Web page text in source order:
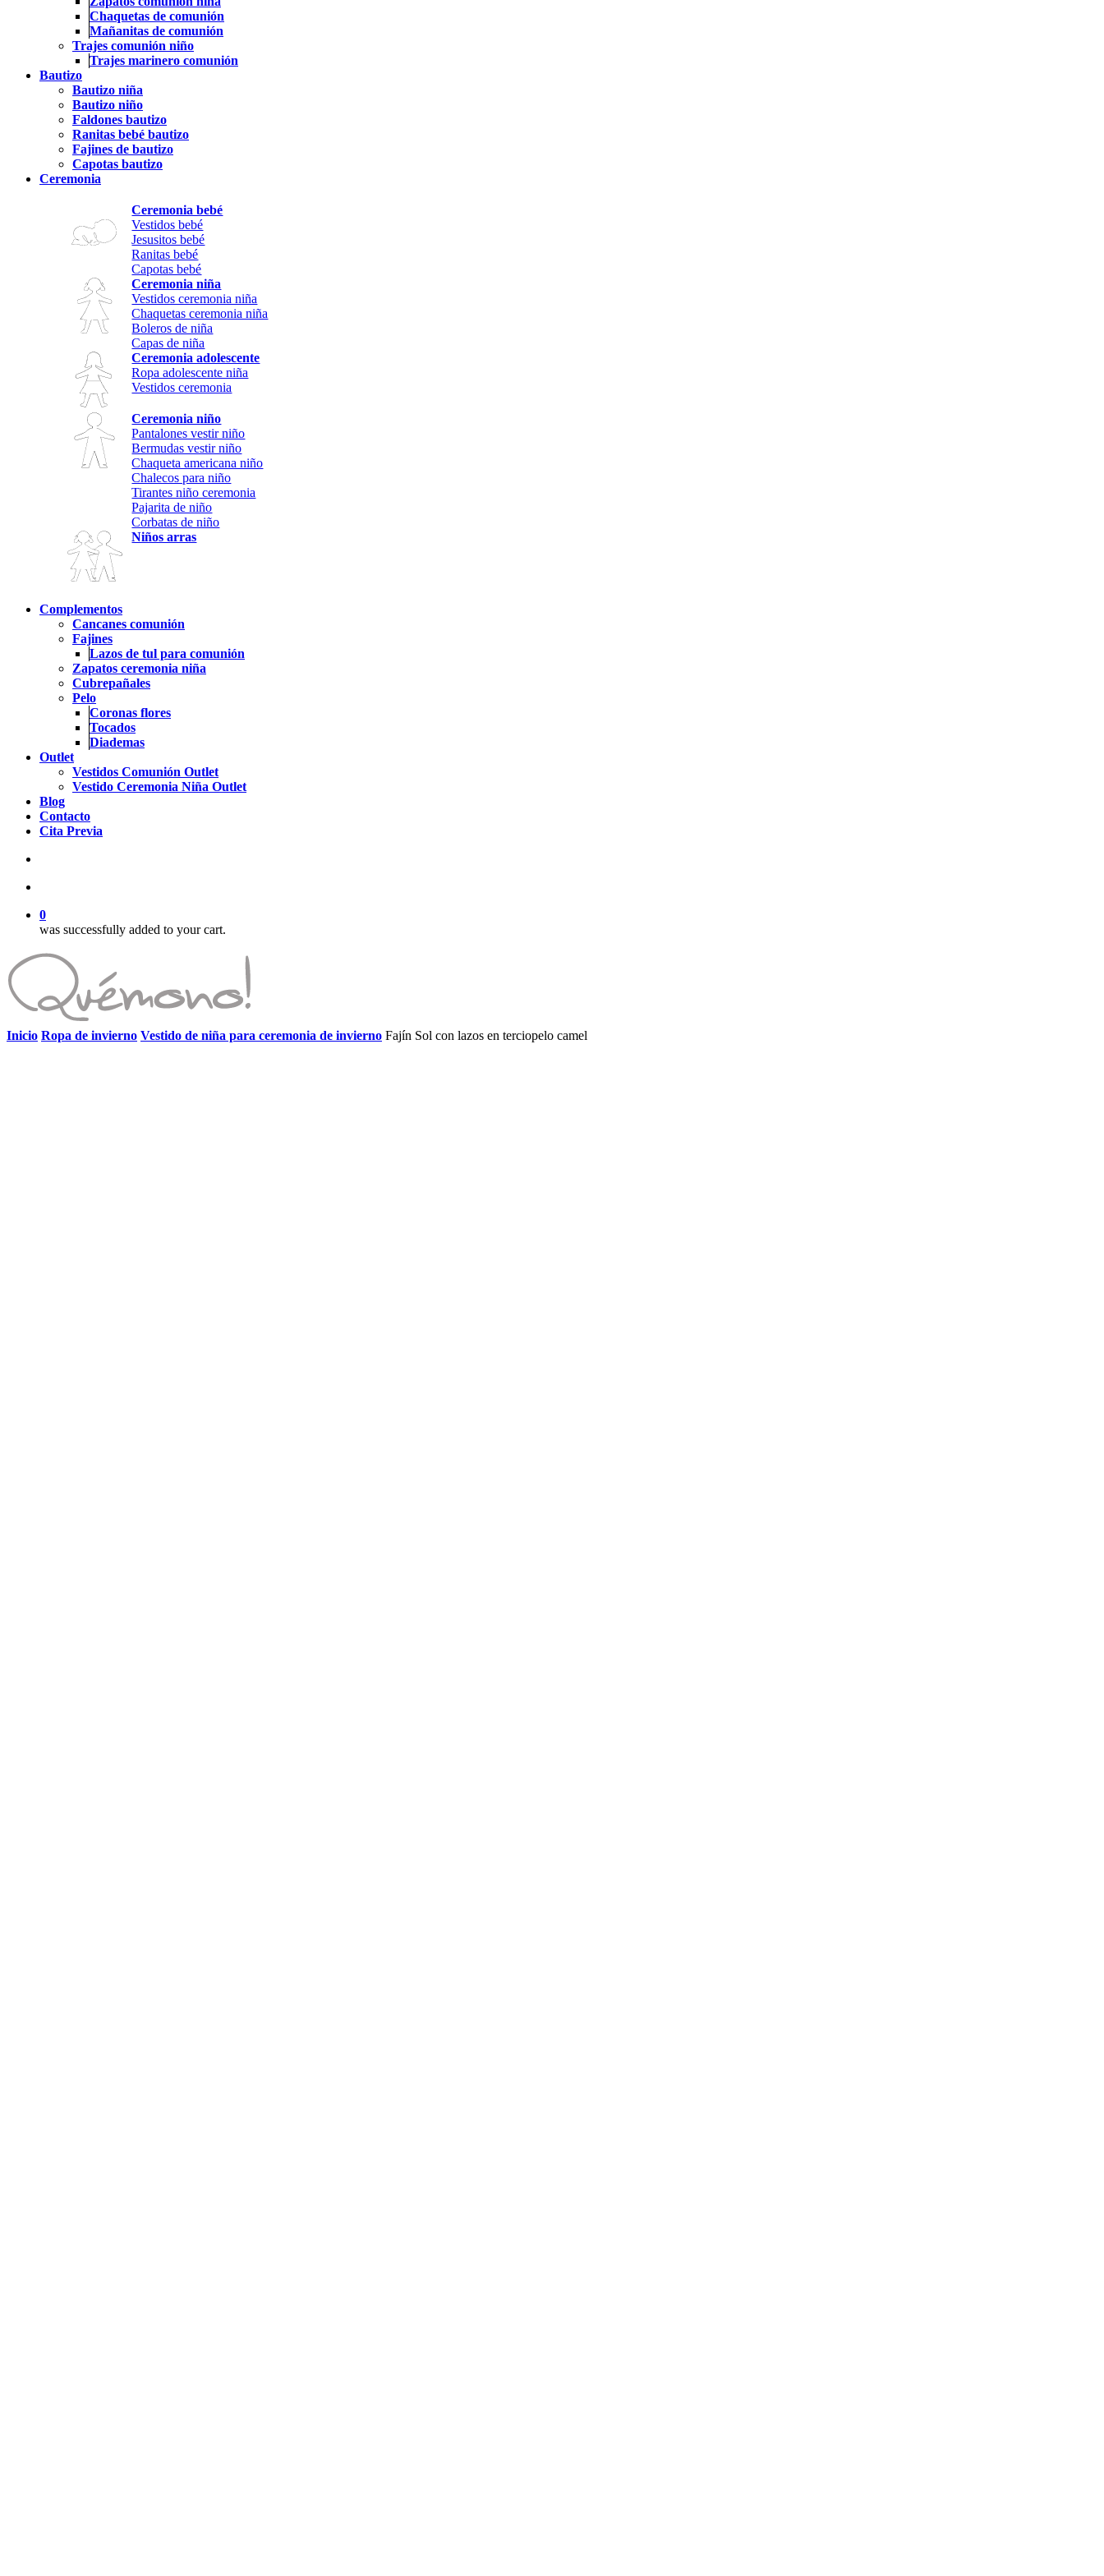
Chaquetas de comunión
Mañanitas de comunión
Trajes comunión niño
Trajes marinero comunión
Bautizo
Bautizo niña
Bautizo niño
Faldones bautizo
Ranitas bebé bautizo
Fajines de bautizo
Capotas bautizo
Ceremonia
Ceremonia bebé
Vestidos bebé
Jesusitos bebé
Ranitas bebé
Capotas bebé
Ceremonia niña
Vestidos ceremonia niña
Chaquetas ceremonia niña
Boleros de niña
Capas de niña
Ceremonia adolescente
Ropa adolescente niña
Vestidos ceremonia
Ceremonia niño
Pantalones vestir niño
Bermudas vestir niño
Chaqueta americana niño
Chalecos para niño
Tirantes niño ceremonia
Pajarita de niño
Corbatas de niño
Niños arras
Complementos
Cancanes comunión
Fajines
Lazos de tul para comunión
Zapatos ceremonia niña
Cubrepañales
Pelo
Coronas flores
Tocados
Diademas
Outlet
Vestidos Comunión Outlet
Vestido Ceremonia Niña Outlet
Blog
Contacto
Cita Previa
0
was successfully added to your cart.
Inicio Ropa de invierno Vestido de niña para ceremonia de invierno Fajín Sol con lazos en terciopelo camel